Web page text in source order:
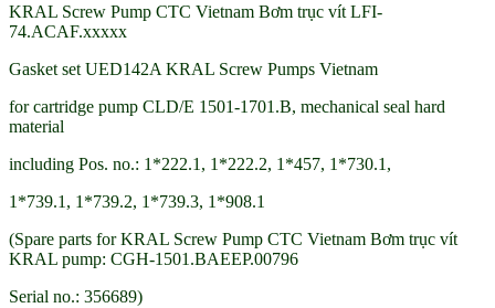
KRAL Screw Pump CTC Vietnam Bơm trục vít LFI-
74.ACAF.xxxxx
Gasket set UED142A KRAL Screw Pumps Vietnam
for cartridge pump CLD/E 1501-1701.B, mechanical seal hard
material
including Pos. no.: 1*222.1, 1*222.2, 1*457, 1*730.1,
1*739.1, 1*739.2, 1*739.3, 1*908.1
(Spare parts for KRAL Screw Pump CTC Vietnam Bơm trục vít
KRAL pump: CGH-1501.BAEEP.00796
Serial no.: 356689)